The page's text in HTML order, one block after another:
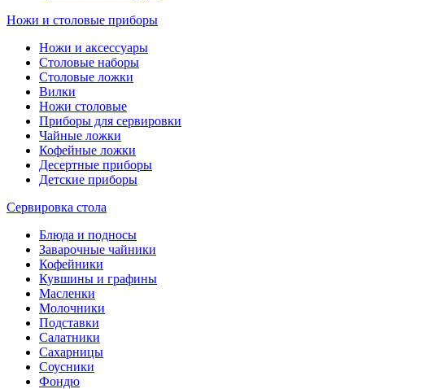
Ножи и столовые приборы
Ножи и аксессуары
Столовые наборы
Столовые ложки
Вилки
Ножи столовые
Приборы для сервировки
Чайные ложки
Кофейные ложки
Десертные приборы
Детские приборы
Сервировка стола
Блюда и подносы
Заварочные чайники
Кофейники
Кувшины и графины
Масленки
Молочники
Подставки
Салатники
Сахарницы
Соусники
Фондю